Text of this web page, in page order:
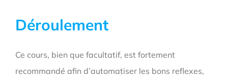
Déroulement
Ce cours, bien que facultatif, est fortement
recommandé afin d’automatiser les bons reflexes,